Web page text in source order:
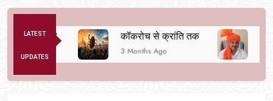
LATEST
UPDATES
की तैयारी कॉकरोच से क्रांति तक
3 Months Ago
दर्द ए
6